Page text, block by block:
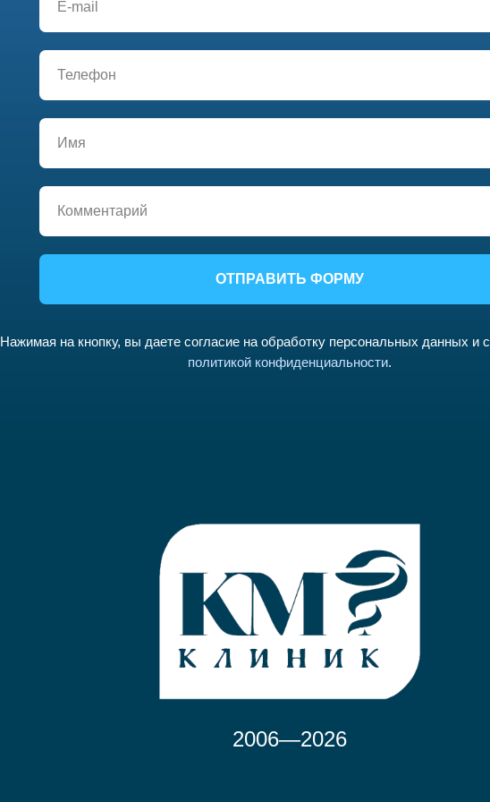
ОТПРАВИТЬ ФОРМУ
Нажимая на кнопку, вы даете согласие на обработку персональных данных и
политикой конфиденциальности.
2006—2026